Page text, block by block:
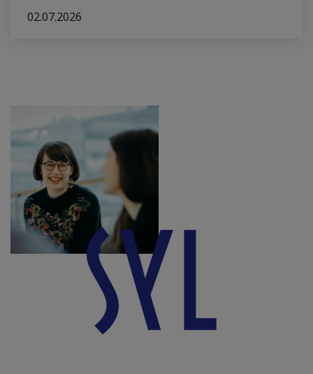
02.07.2026